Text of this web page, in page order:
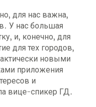
для нас важна,
У нас большая
и, конечно, для
для тех городов,
новыми
приложения
и
вице-спикер ГД.